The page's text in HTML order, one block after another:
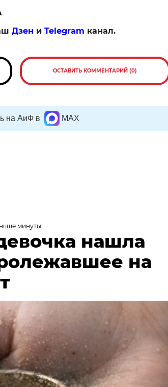
Дзен и Telegram канал.
ОСТАВИТЬ КОММЕНТАРИЙ (0)
на АиФ в MAX
минуты
нашла
на